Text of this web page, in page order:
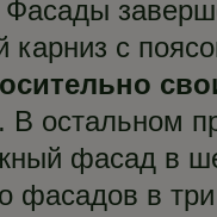
Фасады
с
В остальном
фасад в
фасадов в